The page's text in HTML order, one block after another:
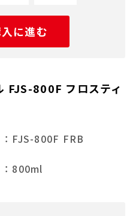
に進む
FJS-800F フロスティ
：FJS-800F FRB
：800ml